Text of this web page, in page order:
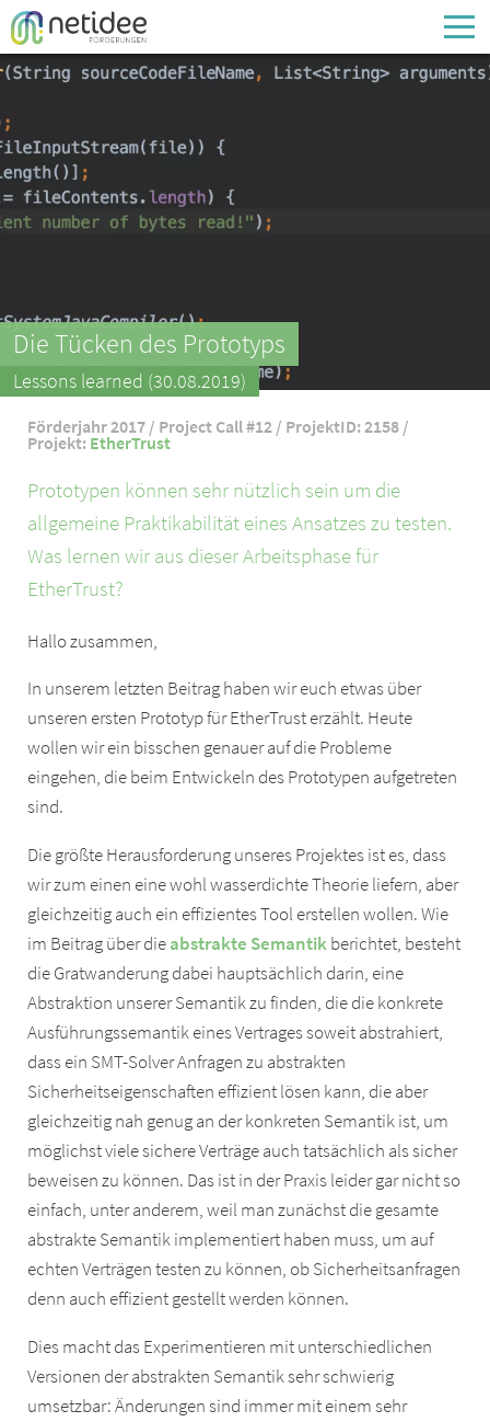
Enter your username or email address
Passwort
Die Tücken des Prototyps
Lessons learned (30.08.2019)
Förderjahr 2017 / Project Call #12 / ProjektID: 2158 /
Projekt: EtherTrust
Prototypen können sehr nützlich sein um die
allgemeine Praktikabilität eines Ansatzes zu testen.
Was lernen wir aus dieser Arbeitsphase für
EtherTrust?
Hallo zusammen,
In unserem letzten Beitrag haben wir euch etwas über
unseren ersten Prototyp für EtherTrust erzählt. Heute
wollen wir ein bisschen genauer auf die Probleme
eingehen, die beim Entwickeln des Prototypen aufgetreten
sind.
Die größte Herausforderung unseres Projektes ist es, dass
wir zum einen eine wohl wasserdichte Theorie liefern, aber
gleichzeitig auch ein effizientes Tool erstellen wollen. Wie
im Beitrag über dieabstrakte Semantikberichtet, besteht
die Gratwanderung dabei hauptsächlich darin, eine
Abstraktion unserer Semantik zu finden, die die konkrete
Ausführungssemantik eines Vertrages soweit abstrahiert,
dass ein SMT-Solver Anfragen zu abstrakten
Sicherheitseigenschaften effizient lösen kann, die aber
gleichzeitig nah genug an der konkreten Semantik ist, um
möglichst viele sichere Verträge auch tatsächlich als sicher
beweisen zu können. Das ist in der Praxis leider gar nicht so
einfach, unter anderem, weil man zunächst die gesamte
abstrakte Semantik implementiert haben muss, um auf
echten Verträgen testen zu können, ob Sicherheitsanfragen
denn auch effizient gestellt werden können.
Dies macht das Experimentieren mit unterschiedlichen
Versionen der abstrakten Semantik sehr schwierig
umsetzbar: Änderungen sind immer mit einem sehr